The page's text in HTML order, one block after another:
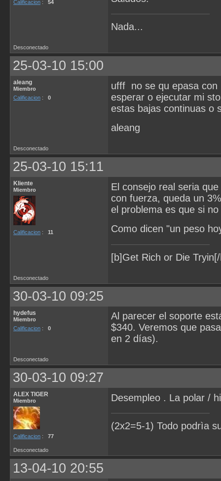
Calificacion : 54
Nada...
Desconectado
25-03-10 15:00
aleang
Miembro
Calificacion : 0
ufff no se qu epasa con
esperar o ejecutar mi
estas bajas continuas o
aleang
Desconectado
25-03-10 15:11
Kliente
Miembro
Calificacion : 11
El consejo real seria
con fuerza, queda un
el problema es que si
Como dicen "un peso
[b]Get Rich or Die
Desconectado
30-03-10 09:25
hydefus
Miembro
Calificacion : 0
Al parecer el soporte
$340. Veremos que
en 2 días).
Desconectado
30-03-10 09:27
ALEX TIGER
Miembro
Calificacion : 77
Desempleo . La polar /
(2x2=5-1) Todo podrìa
Desconectado
13-04-10 20:55